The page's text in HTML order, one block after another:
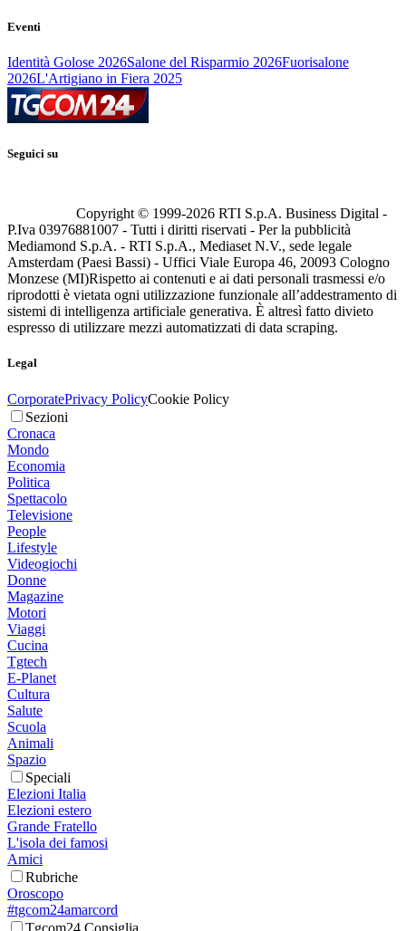
Eventi
Identità Golose 2026Salone del Risparmio 2026Fuorisalone
2026L'Artigiano in Fiera 2025
Seguici su
Copyright © 1999-2026 RTI S.p.A. Business Digital -
P.Iva 03976881007 - Tutti i diritti riservati - Per la pubblicità
Mediamond S.p.A. - RTI S.p.A., Mediaset N.V., sede legale
Amsterdam (Paesi Bassi) - Uffici Viale Europa 46, 20093 Cologno
Monzese (MI)Rispetto ai contenuti e ai dati personali trasmessi e/o
riprodotti è vietata ogni utilizzazione funzionale all’addestramento di
sistemi di intelligenza artificiale generativa. È altresì fatto divieto
espresso di utilizzare mezzi automatizzati di data scraping.
Legal
CorporatePrivacy PolicyCookie Policy
Sezioni
Cronaca
Mondo
Economia
Politica
Spettacolo
Televisione
People
Lifestyle
Videogiochi
Donne
Magazine
Motori
Viaggi
Cucina
Tgtech
E-Planet
Cultura
Salute
Scuola
Animali
Spazio
Speciali
Elezioni Italia
Elezioni estero
Grande Fratello
L'isola dei famosi
Amici
Rubriche
Oroscopo
#tgcom24amarcord
Tgcom24 Consiglia